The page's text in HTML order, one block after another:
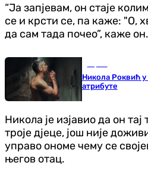
“Ја запјевам, он стаје
се и крсти се, па каже: "О,
да сам тада почео”, каже он.
Никола Роквић
атрибуте
Никола је изјавио да он
троје дјеце, још није
управо ономе чему се
његов отац.